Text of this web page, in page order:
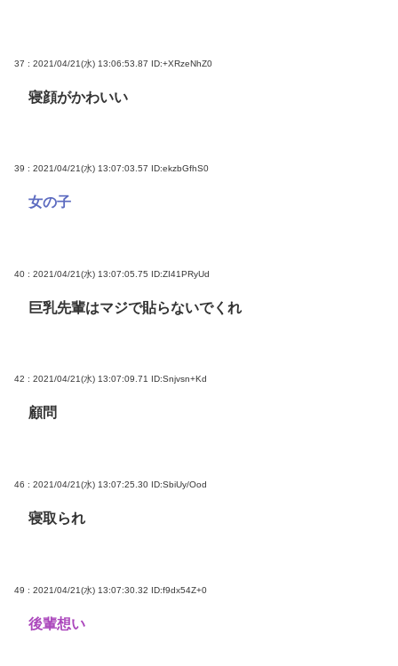
37 : 2021/04/21(水) 13:06:53.87 ID:+XRzeNhZ0
寝顔がかわいい
39 : 2021/04/21(水) 13:07:03.57 ID:ekzbGfhS0
女の子
40 : 2021/04/21(水) 13:07:05.75 ID:ZI41PRyUd
巨乳先輩はマジで貼らないでくれ
42 : 2021/04/21(水) 13:07:09.71 ID:Snjvsn+Kd
顧問
46 : 2021/04/21(水) 13:07:25.30 ID:SbiUy/Ood
寝取られ
49 : 2021/04/21(水) 13:07:30.32 ID:f9dx54Z+0
後輩想い